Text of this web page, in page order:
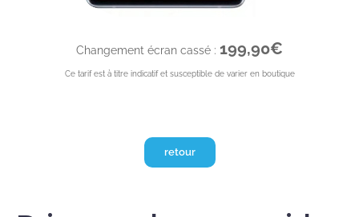
Changement écran cassé : 199,90€
Ce tarif est à titre indicatif et susceptible de varier en boutique
retour